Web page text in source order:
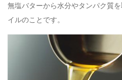
無塩バターから水分やタンパク質
イルのことです。